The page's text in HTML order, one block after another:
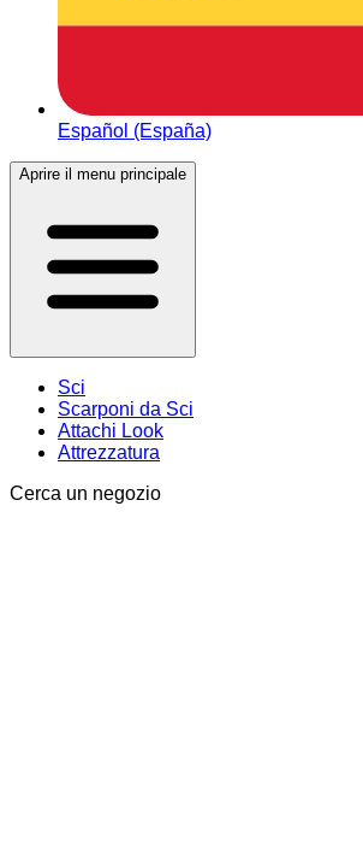
Español (España)
Aprire il menu principale
Sci
Scarponi da Sci
Attachi Look
Attrezzatura
Cerca un negozio